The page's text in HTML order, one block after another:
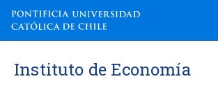
Instituto de Economía